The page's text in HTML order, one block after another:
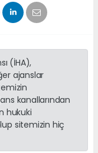
(İHA),
ajanslar
kanallarından
hukuki
sitemizin hiç